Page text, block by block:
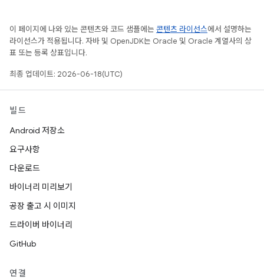
이 페이지에 나와 있는 콘텐츠와 코드 샘플에는 콘텐츠 라이선스에서 설명하는
라이선스가 적용됩니다. 자바 및 OpenJDK는 Oracle 및 Oracle 계열사의 상
표 또는 등록 상표입니다.
최종 업데이트: 2026-06-18(UTC)
빌드
Android 저장소
요구사항
다운로드
바이너리 미리보기
공장 출고 시 이미지
드라이버 바이너리
GitHub
연결